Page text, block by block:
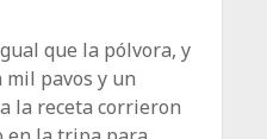
que la pólvora, y
mil pavos y un
la receta corrieron